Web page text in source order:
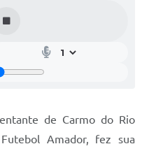
de Carmo do Rio
Amador, fez sua